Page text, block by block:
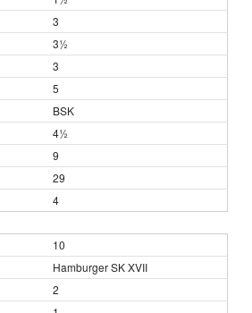
3
3½
3
5
BSK
4½
9
29
4
10
Hamburger SK XVII
2